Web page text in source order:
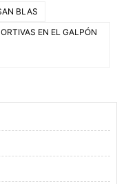
BLAS
EN EL GALPÓN